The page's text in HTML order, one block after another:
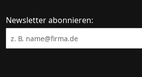
Newsletter abonnieren: